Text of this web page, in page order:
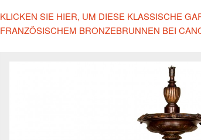
KLICKEN SIE HIER, UM DIESE KLASSISCHE
FRANZÖSISCHEM BRONZEBRUNNEN BEI